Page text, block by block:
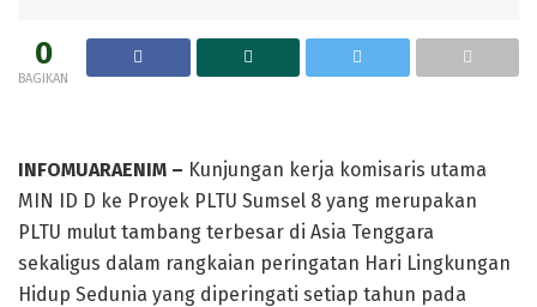
0
BAGIKAN
INFOMUARAENIM – Kunjungan kerja komisaris utama
MIN ID D ke Proyek PLTU Sumsel 8 yang merupakan
PLTU mulut tambang terbesar di Asia Tenggara
sekaligus dalam rangkaian peringatan Hari Lingkungan
Hidup Sedunia yang diperingati setiap tahun pada